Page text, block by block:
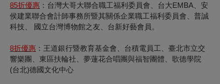
85折優惠 ：台灣大哥大聯合職工福利委員會、台大EMBA、安
侯建業聯合會計師事務所暨其關係企業職工福利委員會、普誠
科技、 國立台灣博物館之友、台新好藝會員。
8折優惠 ：王道銀行暨教育基金會、台積電員工、臺北市立交
響樂團、東區扶輪社、夢蓮花合唱團與福智團體、歌德學院
(台北)德國文化中心